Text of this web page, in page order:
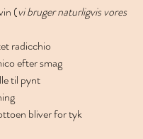
(vi bruger naturligvis vores
radicchio
efter smag
til pynt
bliver for tyk